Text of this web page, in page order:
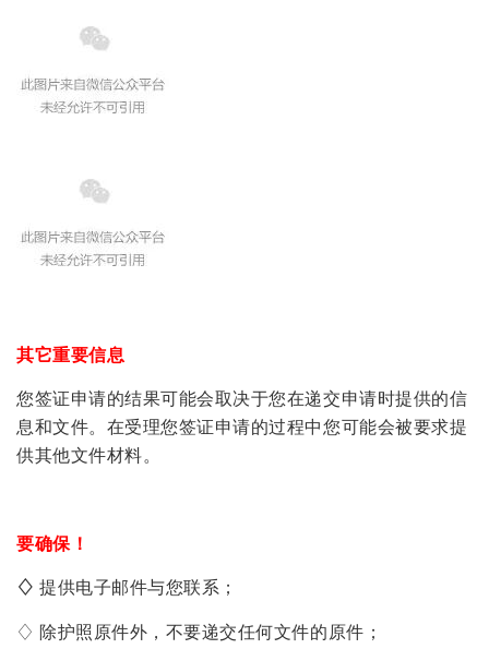
其它重要信息
您签证申请的结果可能会取决于您在递交申请时提供的信
息和文件。在受理您签证申请的过程中您可能会被要求提
供其他文件材料。
要确保！
♢ 提供电子邮件与您联系；
♢ 除护照原件外，不要递交任何文件的原件；